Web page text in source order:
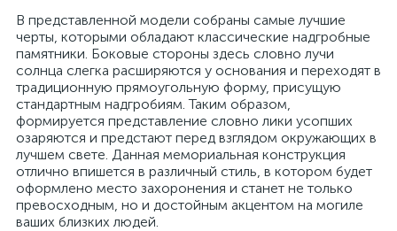
В представленной модели собраны самые лучшие
черты, которыми обладают классические надгробные
памятники. Боковые стороны здесь словно лучи
солнца слегка расширяются у основания и переходят в
традиционную прямоугольную форму, присущую
стандартным надгробиям. Таким образом,
формируется представление словно лики усопших
озаряются и предстают перед взглядом окружающих в
лучшем свете. Данная мемориальная конструкция
отлично впишется в различный стиль, в котором будет
оформлено место захоронения и станет не только
превосходным, но и достойным акцентом на могиле
ваших близких людей.